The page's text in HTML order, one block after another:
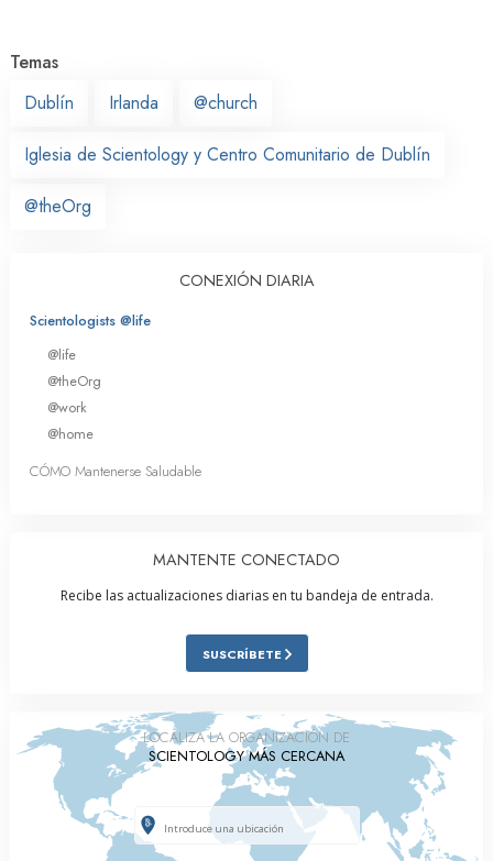
Temas
Dublín
Irlanda @church
Iglesia de Scientology y Centro Comunitario de Dublín
@theOrg
CONEXIÓN DIARIA
Scientologists @life
@life
@theOrg
@work
@home
CÓMO Mantenerse Saludable
MANTENTE CONECTADO
Recibe las actualizaciones diarias en tu bandeja de entrada.
SUSCRÍBETE
LOCALIZA LA ORGANIZACIÓN DE
SCIENTOLOGY MÁS CERCANA